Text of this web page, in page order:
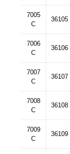
7005
C
36105
7006
C
36106
7007
C
36107
7008
C
36108
7009
C
36109